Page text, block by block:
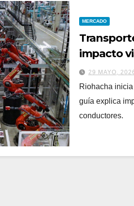
MERCADO
impacto
29 MAYO,
Riohacha
guía explica
conductores.